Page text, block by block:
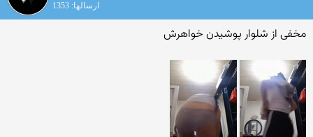
ارسالها: 1353
مخفی از شلوار پوشیدن خواهرش